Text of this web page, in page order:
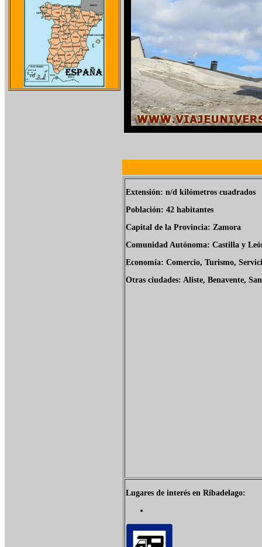
Extensión: n/d kilómetros cuadrados
Población: 42 habitantes
Capital de la Provincia: Zamora
Comunidad Autónoma: Castilla y
Economía: Comercio, Turismo,
Otras ciudades: Aliste, Benavente,
Lugares de interés en Ribadelago: